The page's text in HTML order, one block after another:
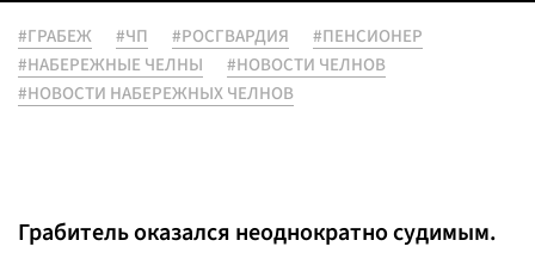
#ГРАБЕЖ #ЧП #РОСГВАРДИЯ
#ПЕНСИОНЕР
#НАБЕРЕЖНЫЕ ЧЕЛНЫ
#НОВОСТИ ЧЕЛНОВ
#НОВОСТИ НАБЕРЕЖНЫХ ЧЕЛНОВ
Грабитель оказался неоднократно судимым.